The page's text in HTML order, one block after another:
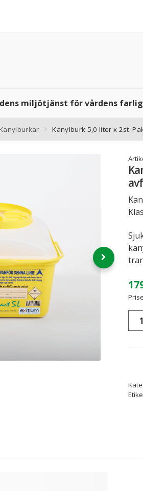
miljötjänst för vårdens
Kanylburkar Kanylburk 5,0 liter x 2st.
liter
och